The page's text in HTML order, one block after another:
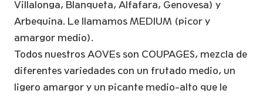
Villalonga, Blanqueta, Alfafara, Genovesa) y
Arbequina. Le llamamos MEDIUM (picor y
amargor medio).
Todos nuestros AOVEs son COUPAGES, mezcla de
diferentes variedades con un frutado medio, un
ligero amargor y un picante medio-alto que le